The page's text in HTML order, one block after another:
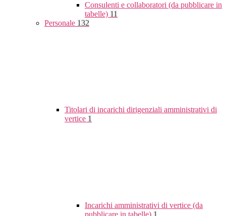
Consulenti e collaboratori (da pubblicare in
tabelle) 11
Personale 132
Titolari di incarichi dirigenziali amministrativi di
vertice 1
Incarichi amministrativi di vertice (da